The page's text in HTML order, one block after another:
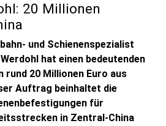
20 Millionen
und Schienenspezialist
hat einen bedeutenden
rund 20 Millionen Euro aus
Auftrag beinhaltet die
für
in Zentral-China